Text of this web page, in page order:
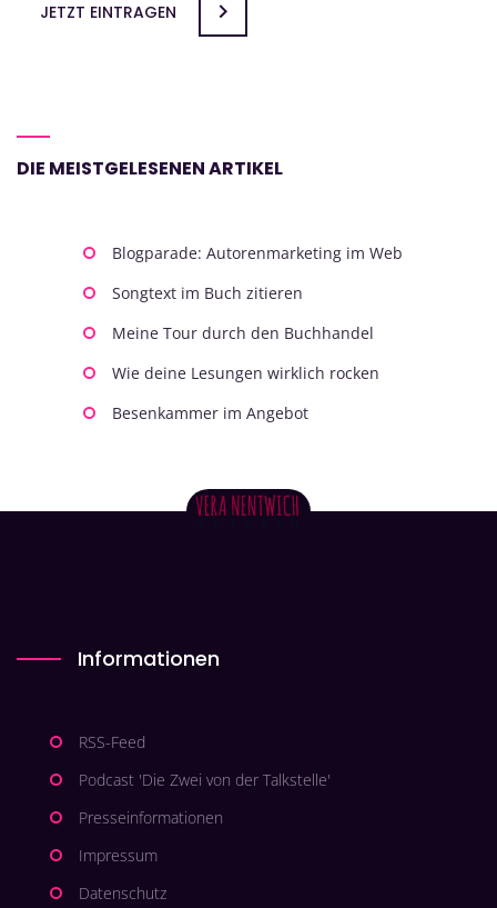
JETZT EINTRAGEN
DIE MEISTGELESENEN ARTIKEL
Blogparade: Autorenmarketing im Web
Songtext im Buch zitieren
Meine Tour durch den Buchhandel
Wie deine Lesungen wirklich rocken
Besenkammer im Angebot
Informationen
RSS-Feed
Podcast 'Die Zwei von der Talkstelle'
Presseinformationen
Impressum
Datenschutz